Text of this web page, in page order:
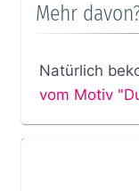
Mehr
Natürlich
vom Motiv